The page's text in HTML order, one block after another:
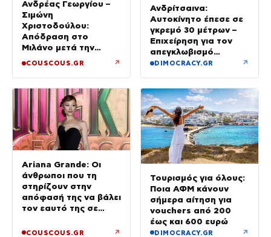
Ανδρέας Γεωργίου –
Σιμώνη
Χριστοδούλου:
Απόδραση στο
Μιλάνο μετά την
COUSCOUS.GR ↗
Ανδρίτσαινα:
Αυτοκίνητο έπεσε σε
γκρεμό 30 μέτρων –
Επιχείρηση για τον
απεγκλωβισμό
32χρονης
DIMOCRACY.GR ↗
Ariana Grande: Οι
άνθρωποι που τη
στηρίζουν στην
απόφασή της να βάλει
τον εαυτό της σε
COUSCOUS.GR ↗
Τουρισμός για όλους:
Ποια ΑΦΜ κάνουν
σήμερα αίτηση για
vouchers από 200
έως και 600 ευρώ
DIMOCRACY.GR ↗